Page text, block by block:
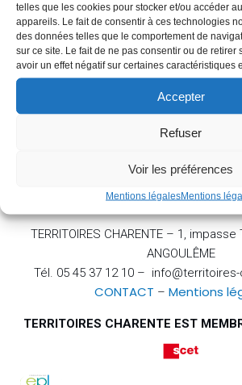
telles que les cookies pour stocker et/ou accéder
appareils. Le fait de consentir à ces technologies
des données telles que le comportement de
sur ce site. Le fait de ne pas consentir ou de retirer
avoir un effet négatif sur certaines caractéristiques
Accepter
Refuser
Voir les préférences
Mentions légalesMentions
TERRITOIRES CHARENTE – 1,
ANGOULÊME
Tél. 05 45 37 12 10 –
CONTACT – Mentions
TERRITOIRES CHARENTE EST